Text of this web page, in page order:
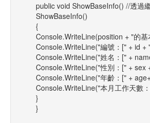
public void ShowBaseInfo() //透過
ShowBaseInfo()
{
Console.WriteLine(position + "的基
Console.WriteLine("編號：[" + id +
Console.WriteLine("姓名：[" +
Console.WriteLine("性別：[" + sex
Console.WriteLine("年齡：[" +
Console.WriteLine("本月工作天數
}
}